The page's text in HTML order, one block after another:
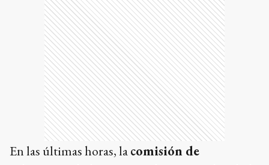
En las últimas horas, lacomisión de